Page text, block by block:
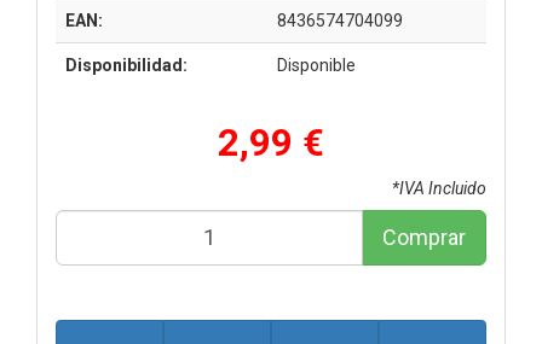
EAN: 8436574704099
Disponibilidad: Disponible
2,99 €
*IVA Incluido
Comprar